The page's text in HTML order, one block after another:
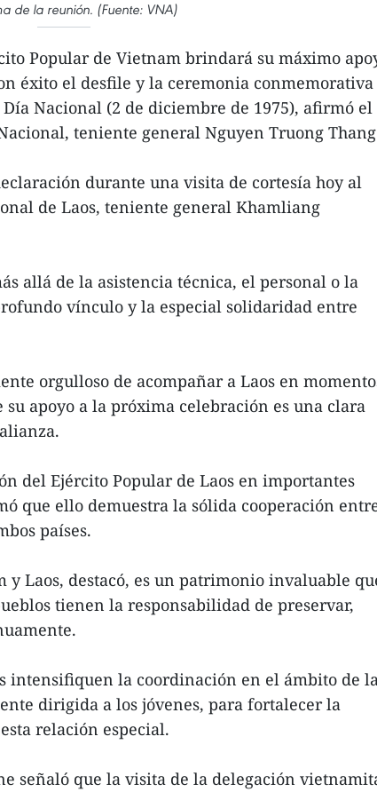
de la reunión. (Fuente: VNA)
Popular de Vietnam brindará su máximo
éxito el desfile y la ceremonia conmemorativa
Nacional (2 de diciembre de 1975), afirmó el
teniente general Nguyen Truong
durante una visita de cortesía hoy al
de Laos, teniente general Khamliang
allá de la asistencia técnica, el personal o la
vínculo y la especial solidaridad entre
orgulloso de acompañar a Laos en
su apoyo a la próxima celebración es una clara
del Ejército Popular de Laos en importantes
que ello demuestra la sólida cooperación
países.
Laos, destacó, es un patrimonio invaluable
tienen la responsabilidad de preservar,
intensifiquen la coordinación en el ámbito de
dirigida a los jóvenes, para fortalecer la
relación especial.
señaló que la visita de la delegación